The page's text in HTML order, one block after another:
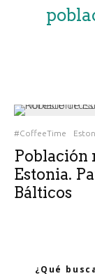
#CoffeeTime
Población
Estonia.
Bálticos
¿Qué